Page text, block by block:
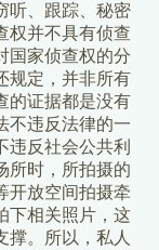
听、跟踪、秘密
权并不具有侦查
国家侦查权的分
规定，并非所有
的证据都是没有
不违反法律的一
违反社会公共利
所时，所拍摄的
开放空间拍摄牵
下相关照片，这
撑。所以，私人